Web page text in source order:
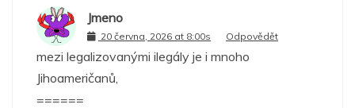
Jmeno
20 června, 2026 at 8:00s Odpovědět
mezi legalizovanými ilegály je i mnoho
Jihoameričanů,
======